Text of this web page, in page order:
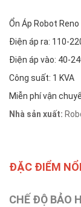
Ổn Áp Robot Reno
Điện áp ra: 110-
Điện áp vào: 40-
Công suất: 1 KVA
Miễn phí vận
Nhà sản xuất:
ĐẶC ĐIỂM
CHẾ ĐỘ BẢO